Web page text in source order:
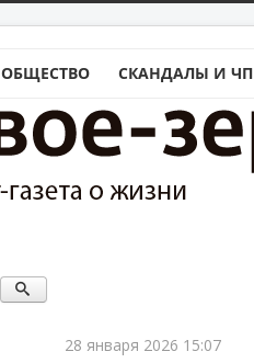
ОБЩЕСТВО СКАНДАЛЫ И ЧП
28 января 2026 15:07